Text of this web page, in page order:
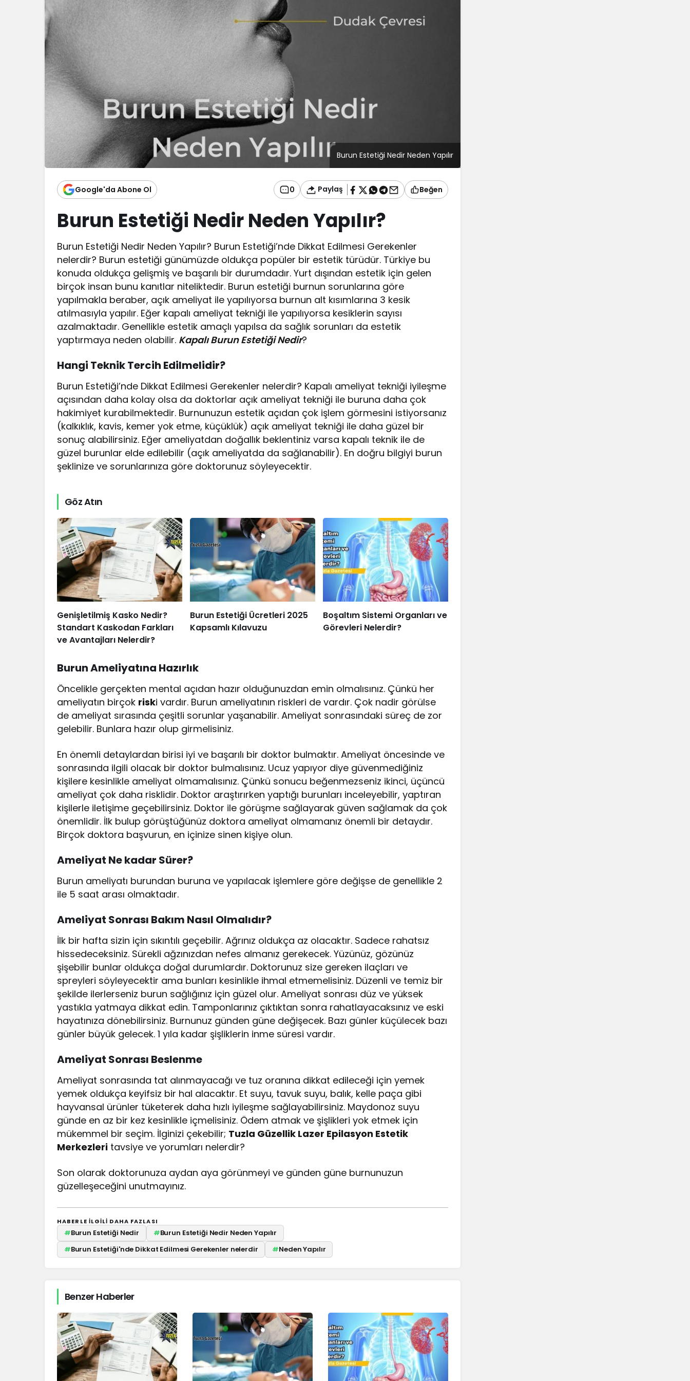
Burun Estetiği Nedir Neden Yapılır
Google'da Abone Ol 0 Paylaş Beğen
Burun Estetiği Nedir Neden Yapılır?
Burun Estetiği Nedir Neden Yapılır? Burun Estetiği’nde Dikkat Edilmesi Gerekenler
nelerdir? Burun estetiği günümüzde oldukça popüler bir estetik türüdür. Türkiye bu
konuda oldukça gelişmiş ve başarılı bir durumdadır. Yurt dışından estetik için gelen
birçok insan bunu kanıtlar niteliktedir. Burun estetiği burnun sorunlarına göre
yapılmakla beraber, açık ameliyat ile yapılıyorsa burnun alt kısımlarına 3 kesik
atılmasıyla yapılır. Eğer kapalı ameliyat tekniği ile yapılıyorsa kesiklerin sayısı
azalmaktadır. Genellikle estetik amaçlı yapılsa da sağlık sorunları da estetik
yaptırmaya neden olabilir. Kapalı Burun Estetiği Nedir?
Hangi Teknik Tercih Edilmelidir?
Burun Estetiği’nde Dikkat Edilmesi Gerekenler nelerdir? Kapalı ameliyat tekniği iyileşme
açısından daha kolay olsa da doktorlar açık ameliyat tekniği ile buruna daha çok
hakimiyet kurabilmektedir. Burnunuzun estetik açıdan çok işlem görmesini istiyorsanız
(kalkıklık, kavis, kemer yok etme, küçüklük) açık ameliyat tekniği ile daha güzel bir
sonuç alabilirsiniz. Eğer ameliyatdan doğallık beklentiniz varsa kapalı teknik ile de
güzel burunlar elde edilebilir (açık ameliyatda da sağlanabilir). En doğru bilgiyi burun
şeklinize ve sorunlarınıza göre doktorunuz söyleyecektir.
Göz Atın
Genişletilmiş Kasko Nedir?
Standart Kaskodan Farkları
ve Avantajları Nelerdir?
Burun Estetiği Ücretleri 2025
Kapsamlı Kılavuzu
Boşaltım Sistemi Organları ve
Görevleri Nelerdir?
Burun Ameliyatına Hazırlık
Öncelikle gerçekten mental açıdan hazır olduğunuzdan emin olmalısınız. Çünkü her
ameliyatın birçok riski vardır. Burun ameliyatının riskleri de vardır. Çok nadir görülse
de ameliyat sırasında çeşitli sorunlar yaşanabilir. Ameliyat sonrasındaki süreç de zor
gelebilir. Bunlara hazır olup girmelisiniz.
En önemli detaylardan birisi iyi ve başarılı bir doktor bulmaktır. Ameliyat öncesinde ve
sonrasında ilgili olacak bir doktor bulmalısınız. Ucuz yapıyor diye güvenmediğiniz
kişilere kesinlikle ameliyat olmamalısınız. Çünkü sonucu beğenmezseniz ikinci, üçüncü
ameliyat çok daha risklidir. Doktor araştırırken yaptığı burunları inceleyebilir, yaptıran
kişilerle iletişime geçebilirsiniz. Doktor ile görüşme sağlayarak güven sağlamak da çok
önemlidir. İlk bulup görüştüğünüz doktora ameliyat olmamanız önemli bir detaydır.
Birçok doktora başvurun, en içinize sinen kişiye olun.
Ameliyat Ne kadar Sürer?
Burun ameliyatı burundan buruna ve yapılacak işlemlere göre değişse de genellikle 2
ile 5 saat arası olmaktadır.
Ameliyat Sonrası Bakım Nasıl Olmalıdır?
İlk bir hafta sizin için sıkıntılı geçebilir. Ağrınız oldukça az olacaktır. Sadece rahatsız
hissedeceksiniz. Sürekli ağzınızdan nefes almanız gerekecek. Yüzünüz, gözünüz
şişebilir bunlar oldukça doğal durumlardır. Doktorunuz size gereken ilaçları ve
spreyleri söyleyecektir ama bunları kesinlikle ihmal etmemelisiniz. Düzenli ve temiz bir
şekilde ilerlerseniz burun sağlığınız için güzel olur. Ameliyat sonrası düz ve yüksek
yastıkla yatmaya dikkat edin. Tamponlarınız çıktıktan sonra rahatlayacaksınız ve eski
hayatınıza dönebilirsiniz. Burnunuz günden güne değişecek. Bazı günler küçülecek bazı
günler büyük gelecek. 1 yıla kadar şişliklerin inme süresi vardır.
Ameliyat Sonrası Beslenme
Ameliyat sonrasında tat alınmayacağı ve tuz oranına dikkat edileceği için yemek
yemek oldukça keyifsiz bir hal alacaktır. Et suyu, tavuk suyu, balık, kelle paça gibi
hayvansal ürünler tüketerek daha hızlı iyileşme sağlayabilirsiniz. Maydonoz suyu
günde en az bir kez kesinlikle içmelisiniz. Ödem atmak ve şişlikleri yok etmek için
mükemmel bir seçim. İlginizi çekebilir; Tuzla Güzellik Lazer Epilasyon Estetik
Merkezleri tavsiye ve yorumları nelerdir?
Son olarak doktorunuza aydan aya görünmeyi ve günden güne burnunuzun
güzelleşeceğini unutmayınız.
HABERLE ILGILI DAHA FAZLASI
#Burun Estetiği Nedir #Burun Estetiği Nedir Neden Yapılır
#Burun Estetiği'nde Dikkat Edilmesi Gerekenler nelerdir #Neden Yapılır
Benzer Haberler